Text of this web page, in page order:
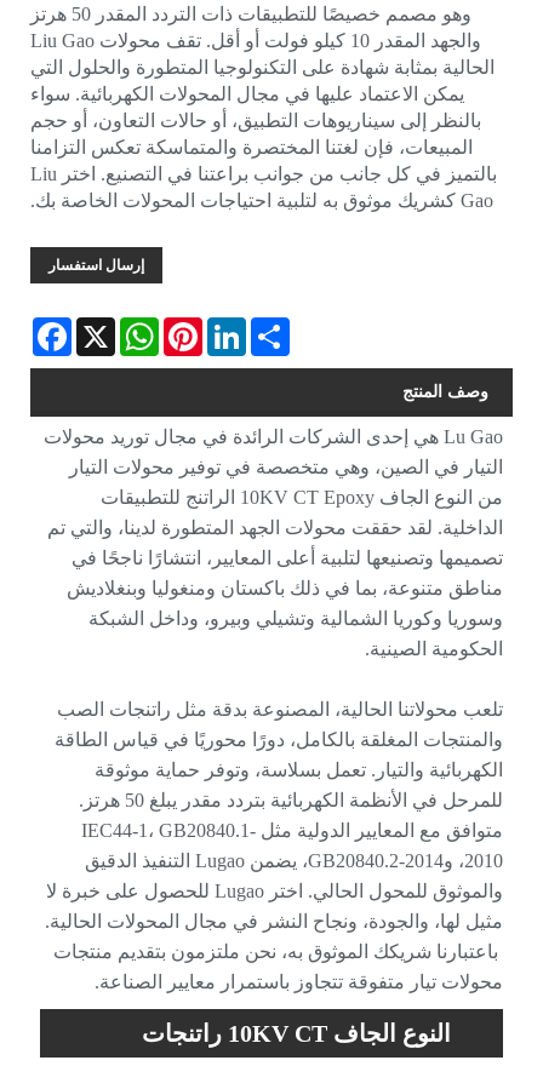
وهو مصمم خصيصًا للتطبيقات ذات التردد المقدر 50 هرتز
والجهد المقدر 10 كيلو فولت أو أقل. تقف محولات Liu Gao
الحالية بمثابة شهادة على التكنولوجيا المتطورة والحلول التي
يمكن الاعتماد عليها في مجال المحولات الكهربائية. سواء
بالنظر إلى سيناريوهات التطبيق، أو حالات التعاون، أو حجم
المبيعات، فإن لغتنا المختصرة والمتماسكة تعكس التزامنا
بالتميز في كل جانب من جوانب براعتنا في التصنيع. اختر Liu
Gao كشريك موثوق به لتلبية احتياجات المحولات الخاصة بك.
إرسال استفسار
Facebook X
WhatsAppPinterestLinkedIn Share
وصف المنتج
Lu Gao هي إحدى الشركات الرائدة في مجال توريد محولات
التيار في الصين، وهي متخصصة في توفير محولات التيار
من النوع الجاف 10KV CT Epoxy الراتنج للتطبيقات
الداخلية. لقد حققت محولات الجهد المتطورة لدينا، والتي تم
تصميمها وتصنيعها لتلبية أعلى المعايير، انتشارًا ناجحًا في
مناطق متنوعة، بما في ذلك باكستان ومنغوليا وبنغلاديش
وسوريا وكوريا الشمالية وتشيلي وبيرو، وداخل الشبكة
الحكومية الصينية.
تلعب محولاتنا الحالية، المصنوعة بدقة مثل راتنجات الصب
والمنتجات المغلقة بالكامل، دورًا محوريًا في قياس الطاقة
الكهربائية والتيار. تعمل بسلاسة، وتوفر حماية موثوقة
للمرحل في الأنظمة الكهربائية بتردد مقدر يبلغ 50 هرتز.
متوافق مع المعايير الدولية مثل IEC44-1، GB20840.1-
2010، وGB20840.2-2014، يضمن Lugao التنفيذ الدقيق
والموثوق للمحول الحالي. اختر Lugao للحصول على خبرة لا
مثيل لها، والجودة، ونجاح النشر في مجال المحولات الحالية.
باعتبارنا شريكك الموثوق به، نحن ملتزمون بتقديم منتجات
محولات تيار متفوقة تتجاوز باستمرار معايير الصناعة.
النوع الجاف 10KV CT راتنجات